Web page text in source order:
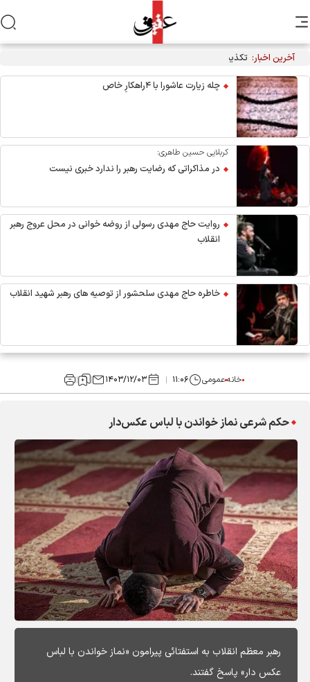
آخرین اخبار: تکذیب نقل قول منتسب به رهبر انقلاب از سوی دفتر معظم‌له
چله زیارت عاشورا با ۴راهکارِ خاص
کربلایی حسین طاهری:
در مذاکراتی که رضایت رهبر را ندارد خبری نیست
روایت حاج مهدی رسولی از روضه خوانی در محل عروج رهبر
انقلاب
خاطره حاج مهدی سلحشور از توصیه های رهبر شهید انقلاب
خانهعمومی ۱۱:۰۶ ۱۴۰۳/۱۲/۰۳
حکم شرعی نماز خواندن با لباس عکس‌دار
رهبر معظم انقلاب به استفتائی پیرامون «نماز خواندن با لباس
عکس دار» پاسخ گفتند.